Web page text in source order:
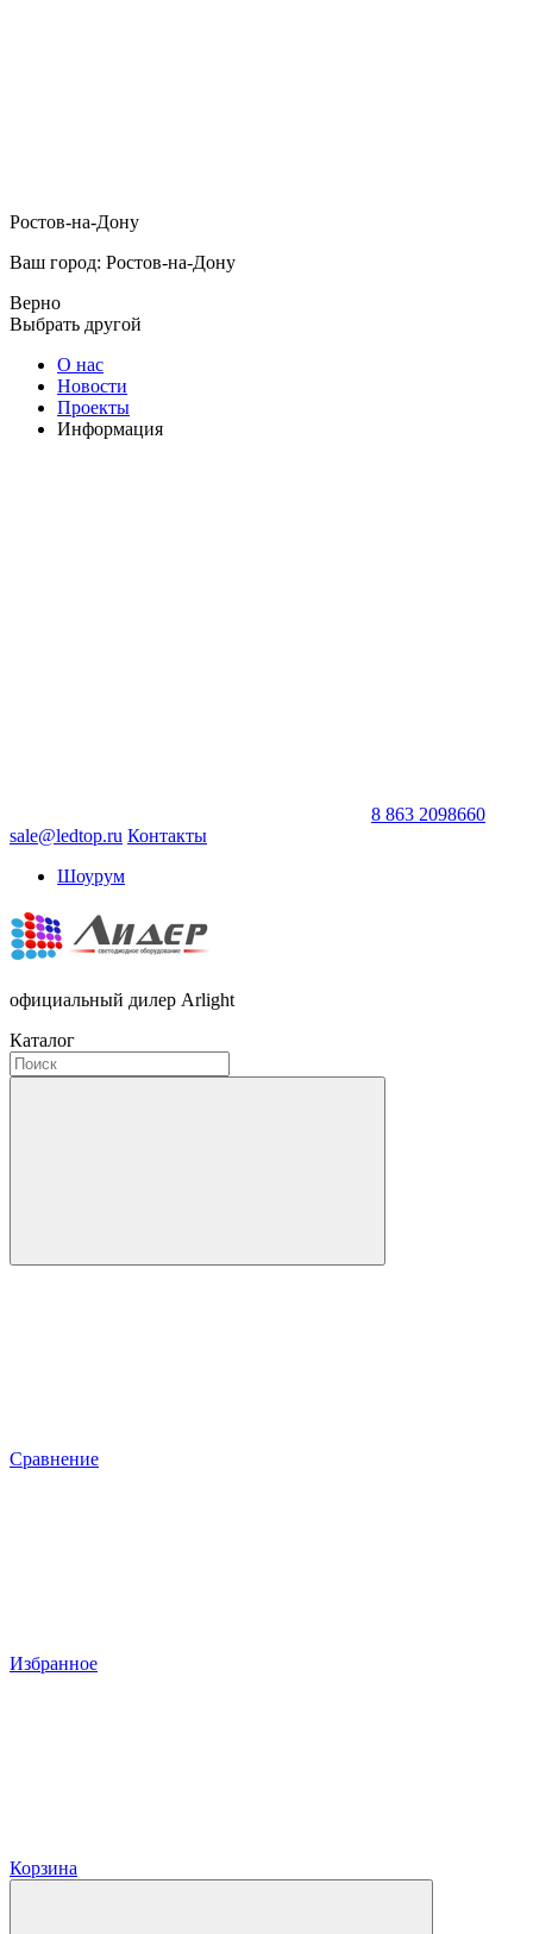
Ростов-на-Дону
Ваш город: Ростов-на-Дону
Верно
Выбрать другой
О нас
Новости
Проекты
Информация
8 863 2098660
sale@ledtop.ru Контакты
Шоурум
официальный дилер Arlight
Каталог
Сравнение
Избранное
Корзина